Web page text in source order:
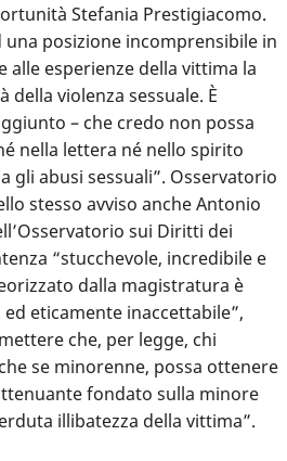
Stefania Prestigiacomo.
una posizione incomprensibile in
esperienze della vittima la
della violenza sessuale. È
– che credo non possa
nella lettera né nello spirito
gli abusi sessuali”. Osservatorio
stesso avviso anche Antonio
sui Diritti dei
“stucchevole, incredibile e
dalla magistratura è
eticamente inaccettabile”,
che, per legge, chi
se minorenne, possa ottenere
fondato sulla minore
illibatezza della vittima”.